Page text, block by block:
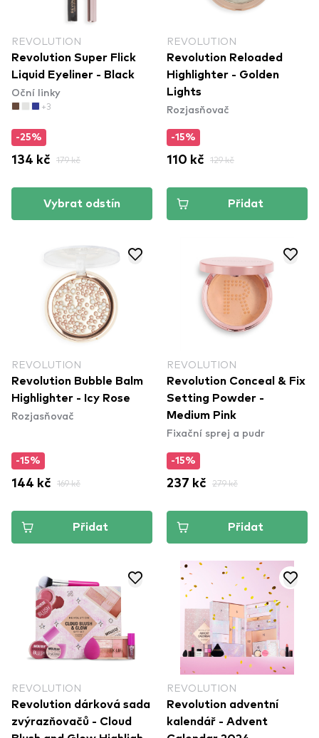
REVOLUTION
Revolution Super Flick
Liquid Eyeliner - Black
Oční linky
+3
-25%
134 kč 179 kč
Vybrat odstín
REVOLUTION
Revolution Reloaded
Highlighter - Golden
Lights
Rozjasňovač
-15%
110 kč 129 kč
Přidat
REVOLUTION
Revolution Bubble Balm
Highlighter - Icy Rose
Rozjasňovač
-15%
144 kč 169 kč
Přidat
REVOLUTION
Revolution Conceal & Fix
Setting Powder -
Medium Pink
Fixační sprej a pudr
-15%
237 kč 279 kč
Přidat
REVOLUTION
Revolution dárková sada
zvýrazňovačů - Cloud
REVOLUTION
Revolution adventní
kalendář - Advent